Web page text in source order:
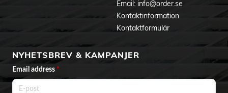
Email: info@order.se
Kontaktinformation
Kontaktformulär
NYHETSBREV & KAMPANJER
Email address *